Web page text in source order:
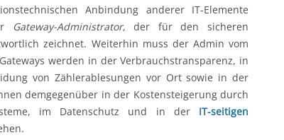
Anbindung anderer IT-Elemente
Gateway-Administrator, der für den sicheren
zeichnet. Weiterhin muss der Admin vom
werden in der Verbrauchstransparenz, in
von Zählerablesungen vor Ort sowie in der
demgegenüber in der Kostensteigerung durch
im Datenschutz und in der IT-seitigen